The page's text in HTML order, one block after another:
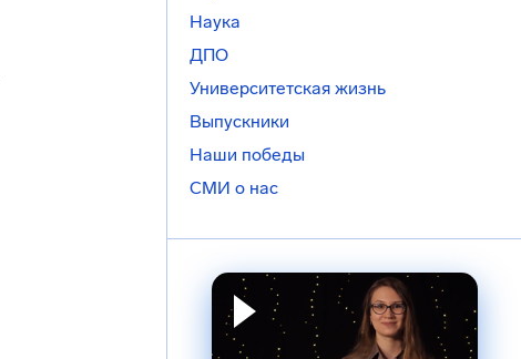
Наука
ДПО
Университетская жизнь
Выпускники
Наши победы
СМИ о нас